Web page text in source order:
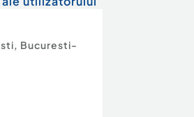
, Bucuresti-